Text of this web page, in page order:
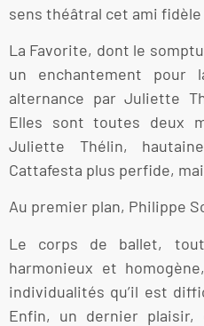
sens théâtral cet ami
La Favorite, dont le
un enchantement pour
alternance par Juliette
Elles sont toutes deux
Juliette Thélin,
Cattafesta plus perfide,
Au premier plan, Philippe
Le corps de ballet,
harmonieux et
individualités qu’il est
Enfin, un dernier